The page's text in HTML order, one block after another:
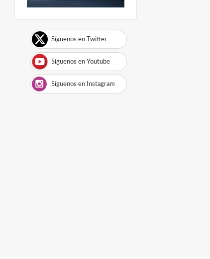
Síguenos en Twitter
Síguenos en Youtube
Síguenos en Instagram